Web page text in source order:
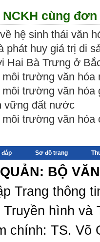
cùng
hệ sinh thái văn
phát huy giá trị di
Hai Bà Trưng ở
trường văn hóa
trường văn
vững đất nước
trường văn hóa
đáp Sơ đồ trang
BỘ
Trang thông
Truyền hình
chính: TS.